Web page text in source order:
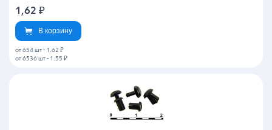
1,62 ₽
В корзину
от 654 шт - 1.62 ₽
от 6536 шт - 1.55 ₽